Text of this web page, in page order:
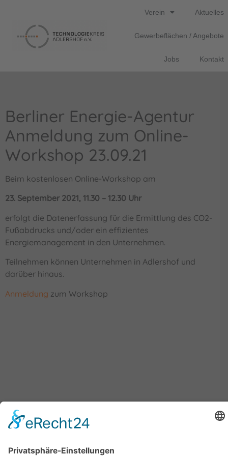
Verein Aktuelles
Gewerbeflächen / Angebote
Jobs Kontakt
Berliner Energie-Agentur
Anmeldung zum Online-
Workshop 23.09.21
Beim kostenlosen Online-Workshop am
23. September 2021, 11.30 – 12.30 Uhr
erfolgt die Datenerfassung für die Ermittlung des CO2-
Fußabdrucks und/oder ein effizientes
Energiemanagement in den Unternehmen.
Teilnehmen können Unternehmen in Adlershof und
darüber hinaus.
Anmeldung zum Workshop